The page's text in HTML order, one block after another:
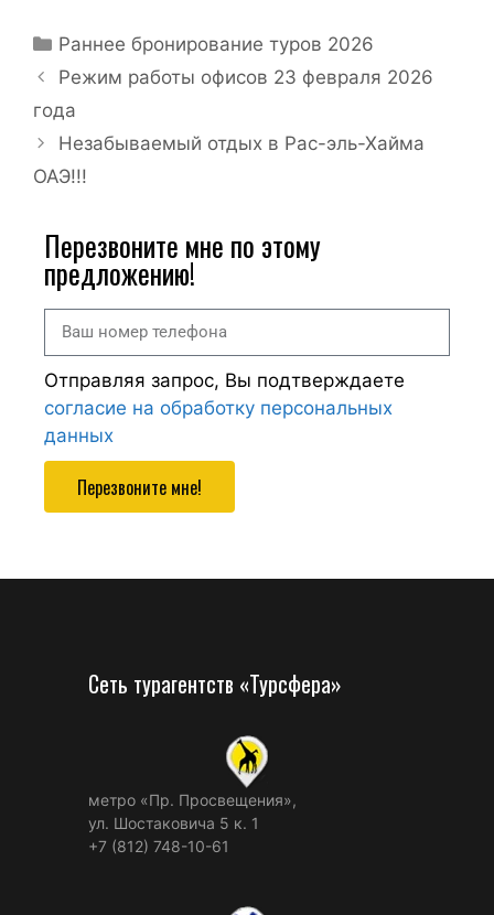
Раннее бронирование туров 2026
Режим работы офисов 23 февраля 2026
года
Незабываемый отдых в Рас-эль-Хайма
ОАЭ!!!
Перезвоните мне по этому
предложению!
Отправляя запрос, Вы подтверждаете
согласие на обработку персональных
данных
Перезвоните мне!
Сеть турагентств «Турсфера»
метро «Пр. Просвещения»,
ул. Шостаковича 5 к. 1
+7 (812) 748-10-61